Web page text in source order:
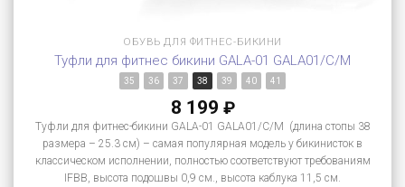
ОБУВЬ ДЛЯ ФИТНЕС-БИКИНИ
Туфли для фитнес бикини GALA-01 GALA01/C/M
35 36 37 38 39 40 41
8 199 ₽
Туфли для фитнес-бикини GALA-01 GALA01/C/M (длина стопы 38
размера – 25.3 см) – самая популярная модель у бикинисток в
классическом исполнении, полностью соответствуют требованиям
IFBB, высота подошвы 0,9 см., высота каблука 11,5 см.